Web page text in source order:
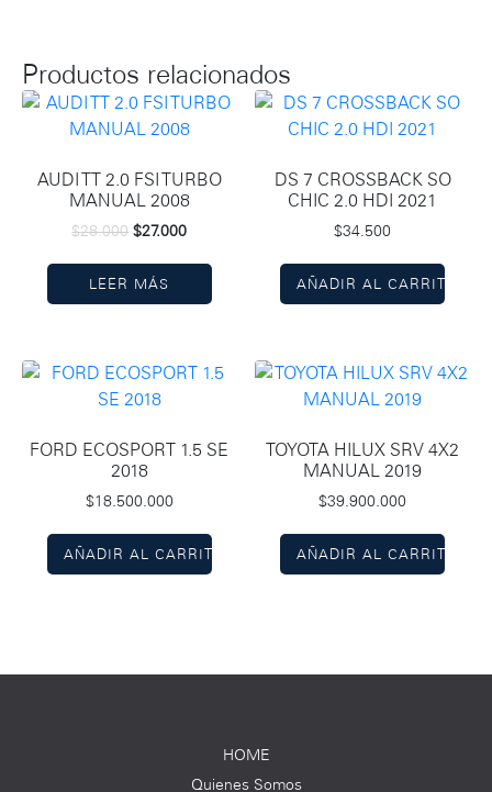
Productos relacionados
AUDI TT 2.0 FSI TURBO
MANUAL 2008
$28.000 $27.000
LEER MÁS
DS 7 CROSSBACK SO
CHIC 2.0 HDI 2021
$34.500
AÑADIR AL CARRITO
FORD ECOSPORT 1.5 SE
2018
$18.500.000
AÑADIR AL CARRITO
TOYOTA HILUX SRV 4X2
MANUAL 2019
$39.900.000
AÑADIR AL CARRITO
HOME
Quienes Somos